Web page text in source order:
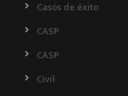
Casos de éxito
CASP
CASP
Civil